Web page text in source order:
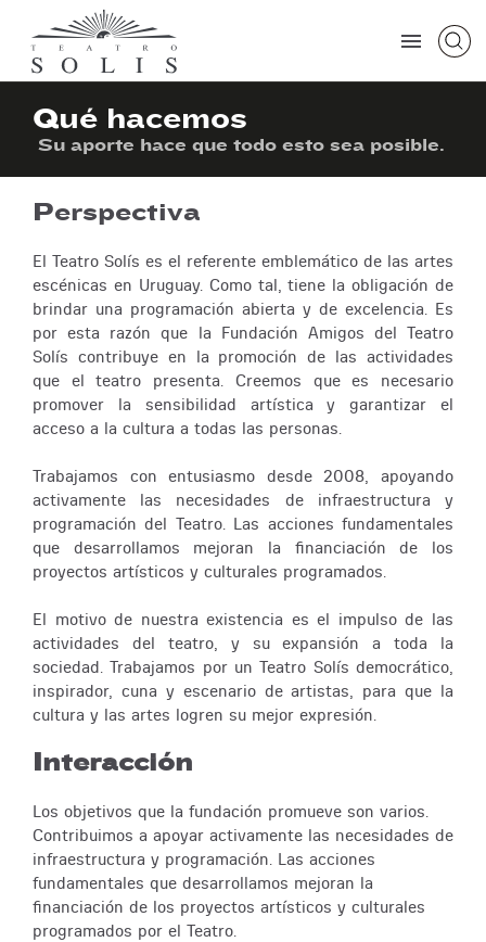
Qué hacemos
Su aporte hace que todo esto sea posible.
Perspectiva
El Teatro Solís es el referente emblemático de las artes
escénicas en Uruguay. Como tal, tiene la obligación de
brindar una programación abierta y de excelencia. Es
por esta razón que la Fundación Amigos del Teatro
Solís contribuye en la promoción de las actividades
que el teatro presenta. Creemos que es necesario
promover la sensibilidad artística y garantizar el
acceso a la cultura a todas las personas.
Trabajamos con entusiasmo desde 2008, apoyando
activamente las necesidades de infraestructura y
programación del Teatro. Las acciones fundamentales
que desarrollamos mejoran la financiación de los
proyectos artísticos y culturales programados.
El motivo de nuestra existencia es el impulso de las
actividades del teatro, y su expansión a toda la
sociedad. Trabajamos por un Teatro Solís democrático,
inspirador, cuna y escenario de artistas, para que la
cultura y las artes logren su mejor expresión.
Interacción
Los objetivos que la fundación promueve son varios.
Contribuimos a apoyar activamente las necesidades de
infraestructura y programación. Las acciones
fundamentales que desarrollamos mejoran la
financiación de los proyectos artísticos y culturales
programados por el Teatro.